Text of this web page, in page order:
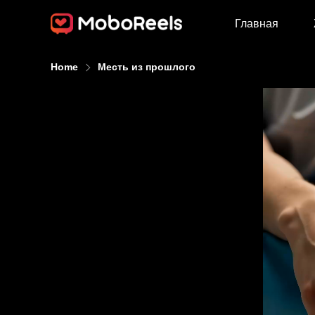
Главная
Home Месть из прошлого